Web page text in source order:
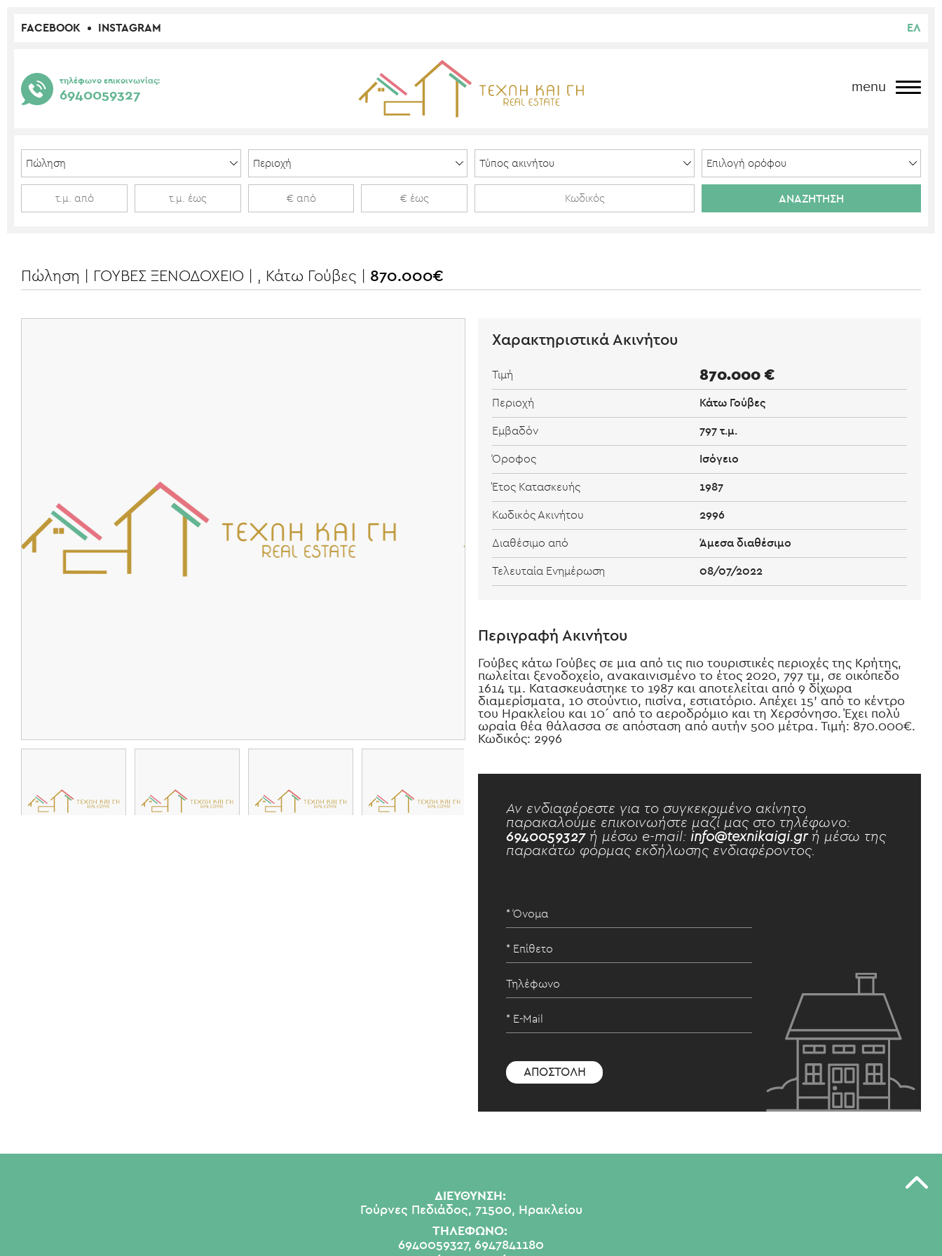
FACEBOOK INSTAGRAM ΕΛ
τηλέφωνο επικοινωνίας:
6940059327 menu
Πώληση | ΓΟΥΒΕΣ ΞΕΝΟΔΟΧΕΙΟ | , Κάτω Γούβες | 870.000€
Χαρακτηριστικά Ακινήτου
Τιμή 870.000 €
Περιοχή Κάτω Γούβες
Εμβαδόν 797 τ.μ.
Όροφος Ισόγειο
Έτος Κατασκευής 1987
Κωδικός Ακινήτου 2996
Διαθέσιμο από Άμεσα διαθέσιμο
Τελευταία Ενημέρωση 08/07/2022
Περιγραφή Ακινήτου
Γούβες κάτω Γούβες σε μια από τις πιο τουριστικές περιοχές της Κρήτης,
πωλείται ξενοδοχείο, ανακαινισμένο το έτος 2020, 797 τμ, σε οικόπεδο
1614 τμ. Κατασκευάστηκε το 1987 και αποτελείται από 9 δίχωρα
διαμερίσματα, 10 στούντιο, πισίνα, εστιατόριο. Απέχει 15’ από το κέντρο
του Ηρακλείου και 10´ από το αεροδρόμιο και τη Xερσόνησο. Έχει πολύ
ωραία θέα θάλασσα σε απόσταση από αυτήν 500 μέτρα. Τιμή: 870.000€.
Κωδικός: 2996
Αν ενδιαφέρεστε για το συγκεκριμένο ακίνητο
παρακαλούμε επικοινωήστε μαζί μας στο τηλέφωνο:
6940059327ή μέσω e-mail: info@texnikaigi.grή μέσω της
παρακάτω φόρμας εκδήλωσης ενδιαφέροντος.
ΔΙΕΥΘΥΝΣΗ:
Γούρνες Πεδιάδος, 71500, Ηρακλείου
ΤΗΛΕΦΩΝΟ:
6940059327, 6947841180